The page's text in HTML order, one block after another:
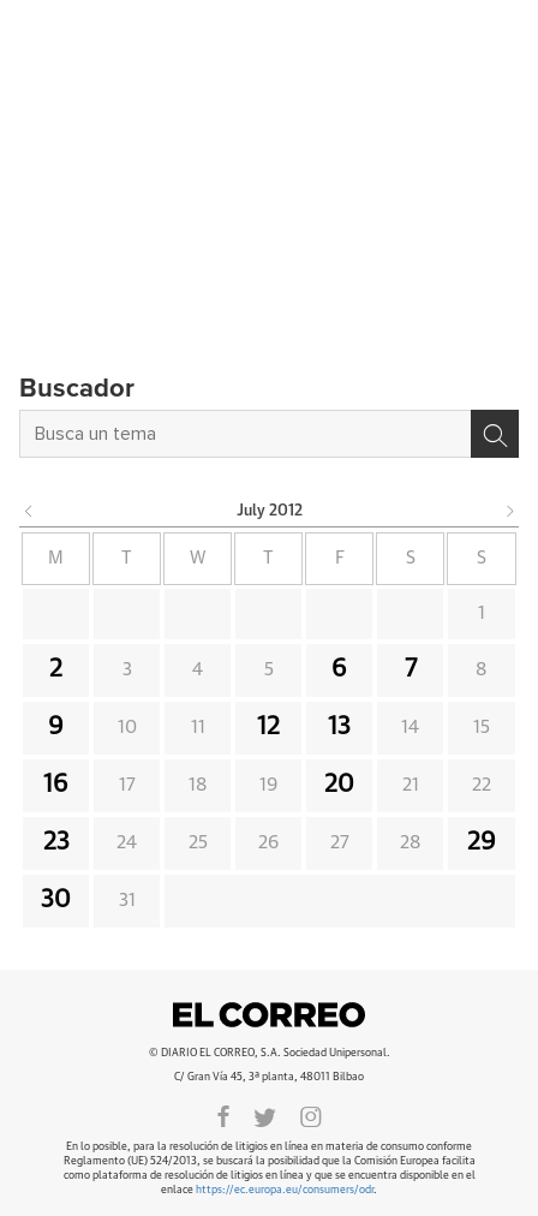
Buscador
July 2012
M W F S S
1
2 3 4 5 6 7 8
9 10 11 12 13 14 15
16 17 18 19 20 21 22
23 24 25 26 27 28 29
30 31
© DIARIO EL CORREO, S.A. Sociedad Unipersonal.
C/ Gran Vía 45, 3ª planta, 48011 Bilbao
En lo posible, para la resolución de litigios en línea en materia de consumo conforme
Reglamento (UE) 524/2013, se buscará la posibilidad que la Comisión Europea facilita
como plataforma de resolución de litigios en línea y que se encuentra disponible en el
enlace https://ec.europa.eu/consumers/odr.